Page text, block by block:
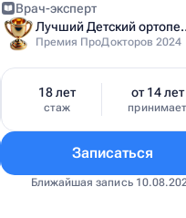
Врач-эксперт
Лучший
Премия ПроДокторов 2024
18 лет
стаж
от 14 лет
принимает
Записаться
Ближайшая запись